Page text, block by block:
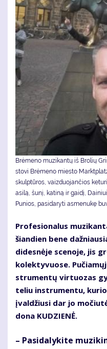
Brėmeno muzikantų iš Brolių
stovi Brėmeno miesto
skulptūros, vaizduojančios
asilą, šunį, katiną ir gaidį,
Punios, pasidaryti asmenukę
Pro­fe­sio­na­lus
šian­dien be­ne
di­des­nė­je sce­no­je, jis
ko­lek­ty­vuo­se.
stru­men­tų vir­tuo­zas
te­liu in­stru­men­tu,
įval­džiu­si dar jo
do­na KU­DZIE­NĖ.
– Pa­si­da­ly­ki­te